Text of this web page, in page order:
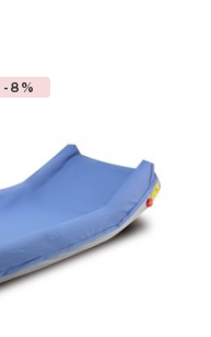
-8%